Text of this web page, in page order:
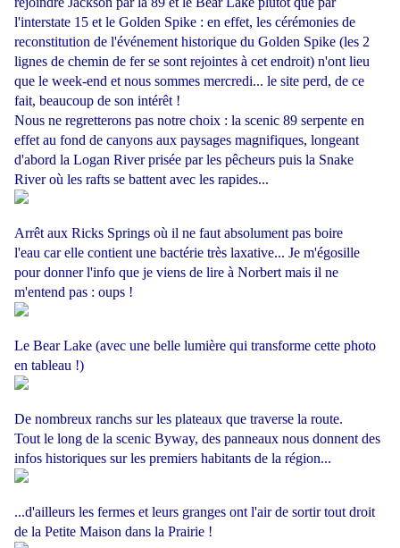
l'interstate 15 et le Golden Spike : en effet, les cérémonies de
reconstitution de l'événement historique du Golden Spike (les 2
lignes de chemin de fer se sont rejointes à cet endroit) n'ont lieu
que le week-end et nous sommes mercredi... le site perd, de ce
fait, beaucoup de son intérêt !
Nous ne regretterons pas notre choix : la scenic 89 serpente en
effet au fond de canyons aux paysages magnifiques, longeant
d'abord la Logan River prisée par les pêcheurs puis la Snake
River où les rafts se battent avec les rapides...
Arrêt aux Ricks Springs où il ne faut absolument pas boire
l'eau car elle contient une bactérie très laxative... Je m'égosille
pour donner l'info que je viens de lire à Norbert mais il ne
m'entend pas : oups !
Le Bear Lake (avec une belle lumière qui transforme cette photo
en tableau !)
De nombreux ranchs sur les plateaux que traverse la route.
Tout le long de la scenic Byway, des panneaux nous donnent des
infos historiques sur les premiers habitants de la région...
...d'ailleurs les fermes et leurs granges ont l'air de sortir tout droit
de la Petite Maison dans la Prairie !